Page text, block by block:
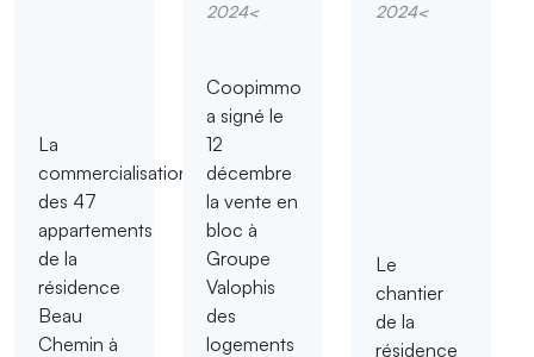
La
commercialisation
des 47
appartements
de la
résidence
Beau
Chemin à
2024<
Coopimmo
a signé le
12
décembre
la vente en
bloc à
Groupe
Valophis
des
logements
2024<
Le
chantier
de la
résidence